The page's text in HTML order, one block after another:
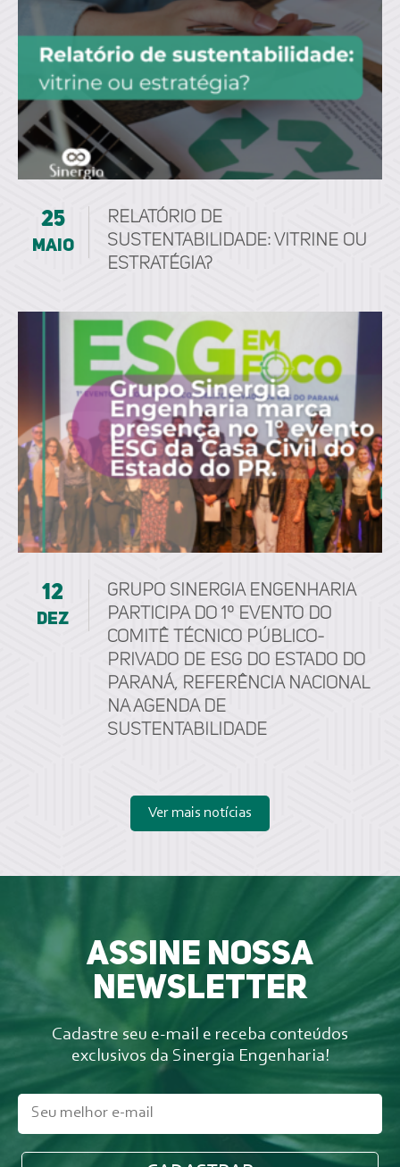
25
maio
Relatório de
sustentabilidade: vitrine ou
estratégia?
12
dez
Grupo Sinergia Engenharia
participa do 1º Evento do
Comitê Técnico Público-
Privado de ESG do Estado do
Paraná, referência nacional
na agenda de
sustentabilidade
Ver mais notícias
Assine nossa
newsletter
Cadastre seu e-mail e receba conteúdos
exclusivos da Sinergia Engenharia!